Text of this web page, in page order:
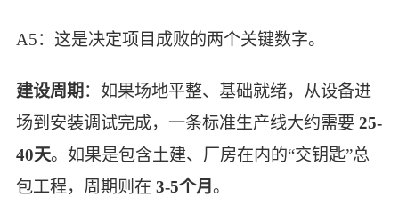
A5：这是决定项目成败的两个关键数字。
建设周期 ：如果场地平整、基础就绪，从设备进
场到安装调试完成，一条标准生产线大约需要 25-
40天。如果是包含土建、厂房在内的“交钥匙”总
包工程，周期则在 3-5个月 。